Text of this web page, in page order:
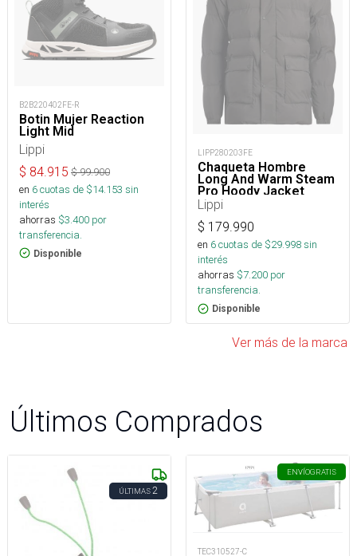
B2B220402FE-R
Botin Mujer Reaction
Light Mid
Lippi
$ 84.915 $99.900
en 6cuotas de $14.153 sin
interés
ahorras $3.400 por
transferencia.
Disponible
LIPP280203FE
Chaqueta Hombre
Long And Warm Steam
Pro Hoody Jacket
Lippi
$ 179.990
en 6cuotas de $29.998sin
interés
ahorras $7.200 por
transferencia.
Disponible
Ver más de la marca
Últimos Comprados
ÚLTIMAS2
ENVÍOGRATIS
TEC310527-C